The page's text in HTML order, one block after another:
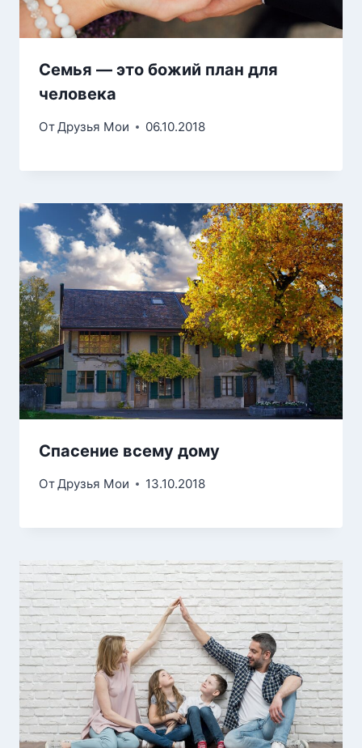
Семья — это божий план для
человека
ОтДрузья Мои 06.10.2018
Спасение всему дому
ОтДрузья Мои 13.10.2018